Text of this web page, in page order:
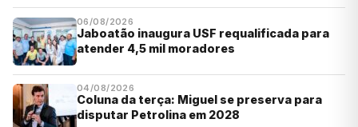
06/08/2026
Jaboatão inaugura USF requalificada para
atender 4,5 mil moradores
04/08/2026
Coluna da terça: Miguel se preserva para
disputar Petrolina em 2028